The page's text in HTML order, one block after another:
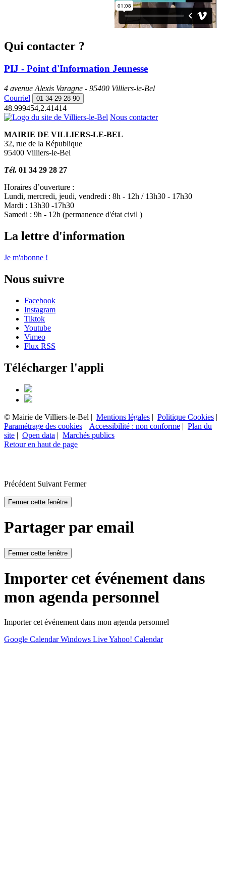
Qui contacter ?
PIJ - Point d'Information Jeunesse
4 avenue Alexis Varagne - 95400 Villiers-le-Bel
Courriel
01 34 29 28 90
48.999454,2.41414
Nous contacter
MAIRIE DE VILLIERS-LE-BEL
32, rue de la République
95400 Villiers-le-Bel
Tél. 01 34 29 28 27
Horaires d’ouverture :
Lundi, mercredi, jeudi, vendredi : 8h - 12h / 13h30 - 17h30
Mardi : 13h30 -17h30
Samedi : 9h - 12h (permanence d'état civil )
La lettre d'information
Je m'abonne !
Nous suivre
Facebook
Instagram
Tiktok
Youtube
Vimeo
Flux RSS
Télécharger l'appli
© Mairie de Villiers-le-Bel | Mentions légales Politique Cookies
Paramétrage des cookies
Accessibilité : non conforme
Plan du
site
Open data
Marchés publics
Retour en haut de page
Précédent Suivant Fermer
Fermer cette fenêtre
Partager par email
Fermer cette fenêtre
Importer cet événement dans
mon agenda personnel
Importer cet événement dans mon agenda personnel
Google CalendarWindows LiveYahoo! Calendar